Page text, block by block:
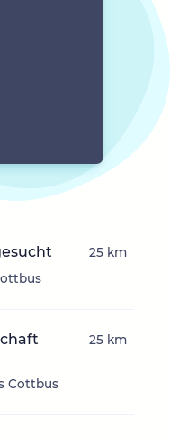
25 km
Cottbus
25 km